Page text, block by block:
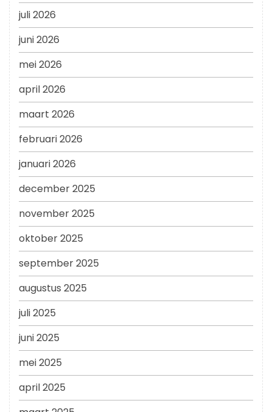
juli 2026
juni 2026
mei 2026
april 2026
maart 2026
februari 2026
januari 2026
december 2025
november 2025
oktober 2025
september 2025
augustus 2025
juli 2025
juni 2025
mei 2025
april 2025